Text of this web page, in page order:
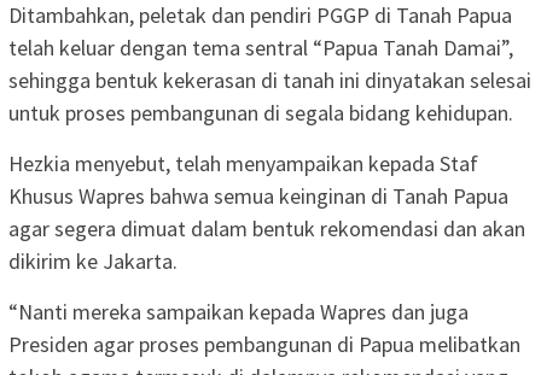
Ditambahkan, peletak dan pendiri PGGP di Tanah Papua
telah keluar dengan tema sentral “Papua Tanah Damai”,
sehingga bentuk kekerasan di tanah ini dinyatakan selesai
untuk proses pembangunan di segala bidang kehidupan.
Hezkia menyebut, telah menyampaikan kepada Staf
Khusus Wapres bahwa semua keinginan di Tanah Papua
agar segera dimuat dalam bentuk rekomendasi dan akan
dikirim ke Jakarta.
“Nanti mereka sampaikan kepada Wapres dan juga
Presiden agar proses pembangunan di Papua melibatkan